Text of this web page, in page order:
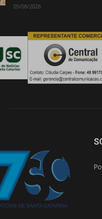
05/08/2026